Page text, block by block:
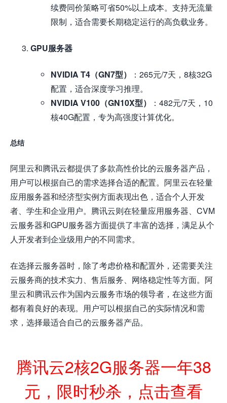
续费同价策略可省50%以上成本。支持无流量
限制，适合需要长期稳定运行的高负载业务。
GPU服务器
NVIDIA T4（GN7型）
：265元/7天，8核32G
配置，适合深度学习推理。
NVIDIA V100（GN10X型）
：482元/7天，10
核40G配置，专为高强度计算优化。
总结
阿里云和腾讯云都提供了多款高性价比的云服务器产品，
用户可以根据自己的需求选择合适的配置。阿里云在轻量
应用服务器和经济型实例方面表现出色，适合个人开发
者、学生和企业用户。腾讯云则在轻量应用服务器、CVM
云服务器和GPU服务器方面提供了丰富的选择，满足从个
人开发者到企业级用户的不同需求。
在选择云服务器时，除了考虑价格和配置外，还需要关注
云服务商的技术实力、售后服务、网络稳定性等方面。阿
里云和腾讯云作为国内云服务市场的领导者，在这些方面
都有着良好的表现。用户可以根据自己的实际情况和需
求，选择最适合自己的云服务器产品。
腾讯云2核2G服务器一年38
元，限时秒杀，点击查看